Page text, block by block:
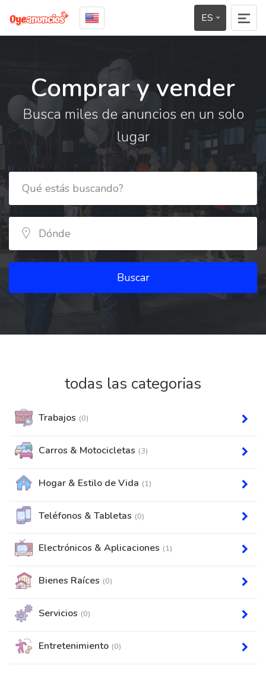
ES
Comprar y vender
Busca miles de anuncios en un solo
lugar
Buscar
todas las categorias
Trabajos (0)
Carros & Motocicletas (3)
Hogar & Estilo de Vida (1)
Teléfonos & Tabletas (0)
Electrónicos & Aplicaciones (1)
Bienes Raíces (0)
Servicios (0)
Entretenimiento (0)